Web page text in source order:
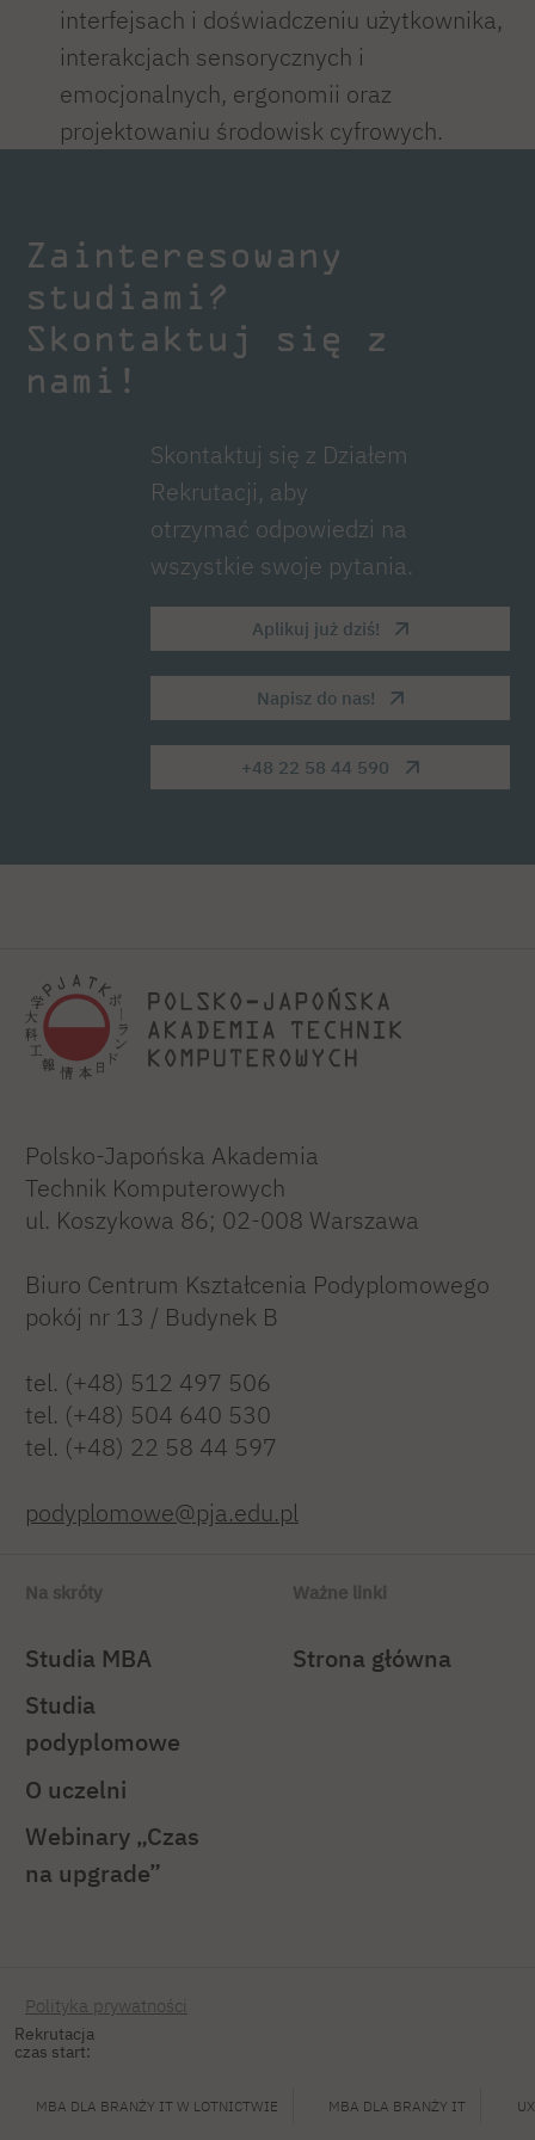
Rekrutacja
czas start:
MBA DLA BRANŻY IT W LOTNICTWIE MBA DLA BRANŻY IT
interfejsach i doświadczeniu użytkownika,
interakcjach sensorycznych i
emocjonalnych, ergonomii oraz
projektowaniu środowisk cyfrowych.
Zainteresowany
studiami?
Skontaktuj się z
nami!
Skontaktuj się z Działem
Rekrutacji, aby
otrzymać odpowiedzi na
wszystkie swoje pytania.
Aplikuj już dziś!
Napisz do nas!
+48 22 58 44 590
Polsko-Japońska Akademia
Technik Komputerowych
ul. Koszykowa 86; 02-008 Warszawa
Biuro Centrum Kształcenia Podyplomowego
pokój nr 13 / Budynek B
tel. (+48) 512 497 506
tel. (+48) 504 640 530
tel. (+48) 22 58 44 597
podyplomowe@pja.edu.pl
Na skróty
Studia MBA
Studia
podyplomowe
O uczelni
Webinary „Czas
na upgrade”
Ważne linki
Strona główna
Polityka prywatności